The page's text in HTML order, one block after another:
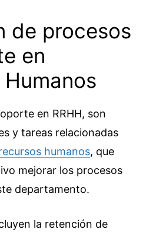
de procesos
en
en RRHH, son
y tareas relacionadas
humanos, que
mejorar los procesos
departamento.
la retención de